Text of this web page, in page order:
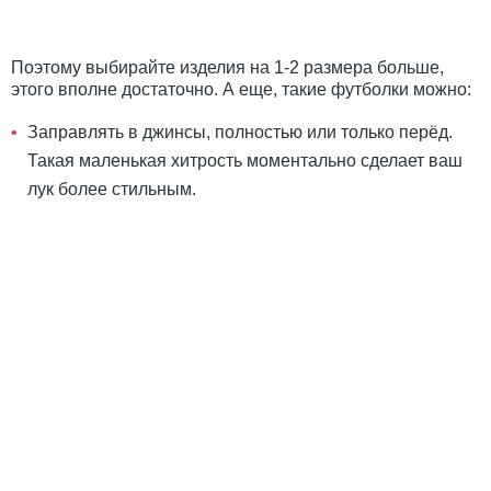
Поэтому выбирайте изделия на 1-2 размера больше,
этого вполне достаточно. А еще, такие футболки можно:
Заправлять в джинсы, полностью или только перёд.
Такая маленькая хитрость моментально сделает ваш
лук более стильным.